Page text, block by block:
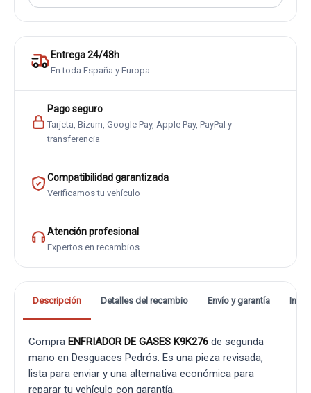
Entrega 24/48h
En toda España y Europa
Pago seguro
Tarjeta, Bizum, Google Pay, Apple Pay, PayPal y
transferencia
Compatibilidad garantizada
Verificamos tu vehículo
Atención profesional
Expertos en recambios
Descripción Detalles del recambio Envío y garantía
Compra ENFRIADOR DE GASES K9K276 de segunda
mano en Desguaces Pedrós. Es una pieza revisada,
lista para enviar y una alternativa económica para
reparar tu vehículo con garantía.